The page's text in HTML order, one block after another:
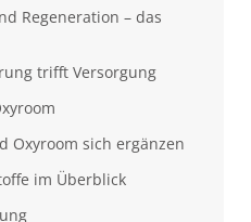
Regeneration – das
trifft Versorgung
Oxyroom sich ergänzen
im Überblick